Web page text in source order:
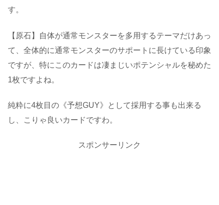
す。
【原石】自体が通常モンスターを多用するテーマだけあっ
て、全体的に通常モンスターのサポートに長けている印象
ですが、特にこのカードは凄まじいポテンシャルを秘めた
1枚ですよね。
純粋に4枚目の《予想GUY》として採用する事も出来る
し、こりゃ良いカードですわ。
スポンサーリンク